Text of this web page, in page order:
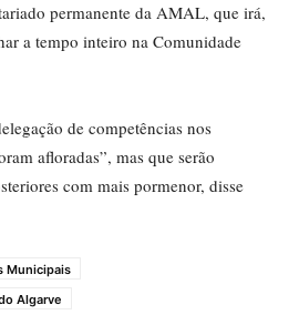
permanente da AMAL, que irá,
a tempo inteiro na Comunidade
de competências nos
afloradas”, mas que serão
com mais pormenor, disse
Municipais
Algarve